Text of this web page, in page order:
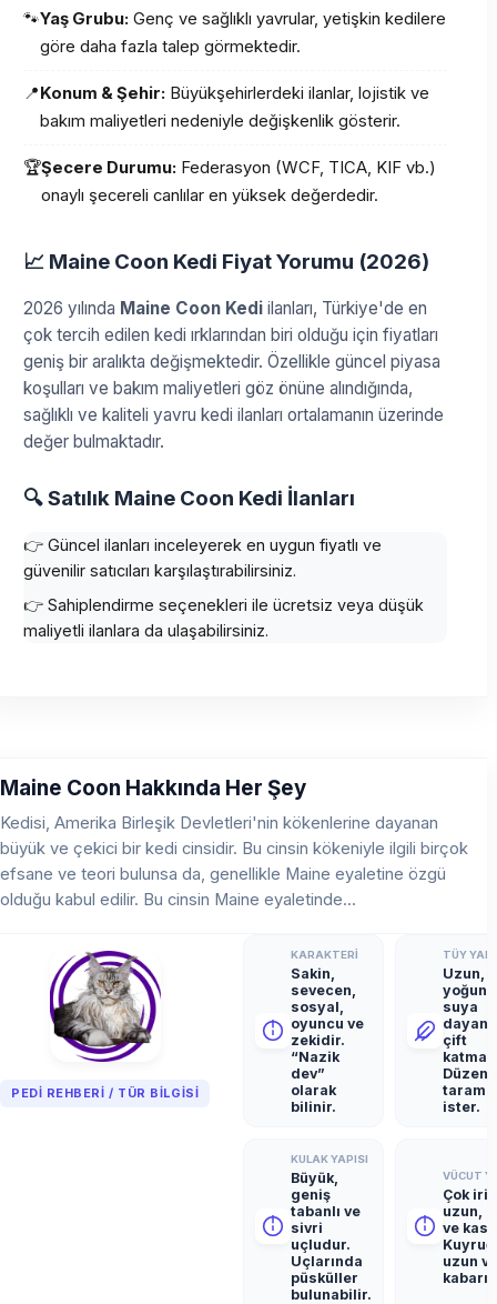
🐾Yaş Grubu: Genç ve sağlıklı yavrular, yetişkin kedilere
göre daha fazla talep görmektedir.
📍Konum & Şehir: Büyükşehirlerdeki ilanlar, lojistik ve
bakım maliyetleri nedeniyle değişkenlik gösterir.
🏆Şecere Durumu: Federasyon (WCF, TICA, KIF vb.)
onaylı şecereli canlılar en yüksek değerdedir.
📈 Maine Coon Kedi Fiyat Yorumu (2026)
2026 yılında Maine Coon Kedi ilanları, Türkiye'de en
çok tercih edilen kedi ırklarından biri olduğu için fiyatları
geniş bir aralıkta değişmektedir. Özellikle güncel piyasa
koşulları ve bakım maliyetleri göz önüne alındığında,
sağlıklı ve kaliteli yavru kedi ilanları ortalamanın üzerinde
değer bulmaktadır.
🔍 Satılık Maine Coon Kedi İlanları
👉 Güncel ilanları inceleyerek en uygun fiyatlı ve
güvenilir satıcıları karşılaştırabilirsiniz.
👉 Sahiplendirme seçenekleri ile ücretsiz veya düşük
maliyetli ilanlara da ulaşabilirsiniz.
Maine Coon Hakkında Her Şey
Kedisi, Amerika Birleşik Devletleri'nin kökenlerine dayanan
büyük ve çekici bir kedi cinsidir. Bu cinsin kökeniyle ilgili birçok
efsane ve teori bulunsa da, genellikle Maine eyaletine özgü
olduğu kabul edilir. Bu cinsin Maine eyaletinde...
PEDI REHBERI / TÜR BILGISI
KARAKTERI
Sakin,
sevecen,
sosyal,
oyuncu ve
zekidir.
“Nazik
dev”
olarak
bilinir.
TÜY
Uzun,
yoğun,
suya
çift
Düzenli
tarama
ister.
KULAK YAPISI
Büyük,
geniş
tabanlı ve
sivri
uçludur.
Uçlarında
püsküller
bulunabilir.
VÜCUT
Çok iri,
uzun,
ve
uzun